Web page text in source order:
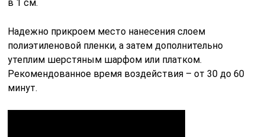
в 1 см.
Надежно прикроем место нанесения слоем
полиэтиленовой пленки, а затем дополнительно
утеплим шерстяным шарфом или платком.
Рекомендованное время воздействия – от 30 до 60
минут.